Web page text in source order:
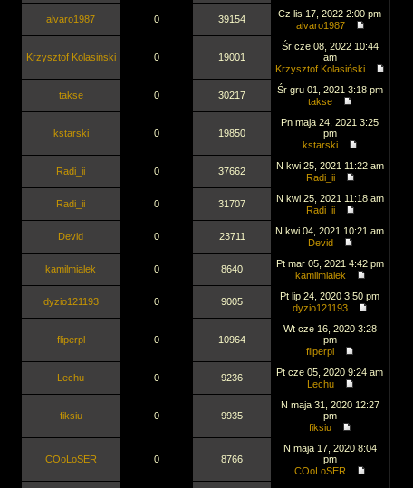
alvaro1987 0 39154
Cz lis 17, 2022 2:00 pm
alvaro1987
Krzysztof Kolasiński 0 19001
Śr cze 08, 2022 10:44
am
Krzysztof Kolasiński
takse 0 30217
Śr gru 01, 2021 3:18 pm
takse
kstarski 0 19850
Pn maja 24, 2021 3:25
pm
kstarski
Radi_ii 0 37662
N kwi 25, 2021 11:22 am
Radi_ii
Radi_ii 0 31707
N kwi 25, 2021 11:18 am
Radi_ii
Devid 0 23711
N kwi 04, 2021 10:21 am
Devid
kamilmialek 0 8640
Pt mar 05, 2021 4:42 pm
kamilmialek
dyzio121193 0 9005
Pt lip 24, 2020 3:50 pm
dyzio121193
fliperpl 0 10964
Wt cze 16, 2020 3:28
pm
fliperpl
Lechu 0 9236
Pt cze 05, 2020 9:24 am
Lechu
fiksiu 0 9935
N maja 31, 2020 12:27
pm
fiksiu
COoLoSER 0 8766
N maja 17, 2020 8:04
pm
COoLoSER